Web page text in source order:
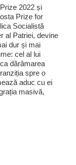
2022 și
Prize for
Socialistă
al Patriei, devine
dur și mai
cel al lui
dărâmarea
spre o
aduc cu ei
masivă,